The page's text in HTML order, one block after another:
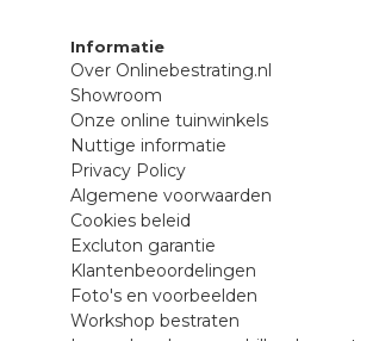
Informatie
Over Onlinebestrating.nl
Showroom
Onze online tuinwinkels
Nuttige informatie
Privacy Policy
Algemene voorwaarden
Cookies beleid
Excluton garantie
Klantenbeoordelingen
Foto's en voorbeelden
Workshop bestraten